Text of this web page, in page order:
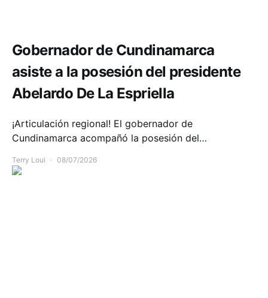
Gobernador de Cundinamarca
asiste a la posesión del presidente
Abelardo De La Espriella
¡Articulación regional! El gobernador de
Cundinamarca acompañó la posesión del…
Terry Loui 08/07/2026